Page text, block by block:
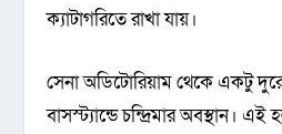
ক্যাটাগরিতে রাখা যায়।
সেনা অডিটোরিয়াম থেকে একটু
বাসস্ট্যান্ডে চন্দ্রিমার অবস্থান।